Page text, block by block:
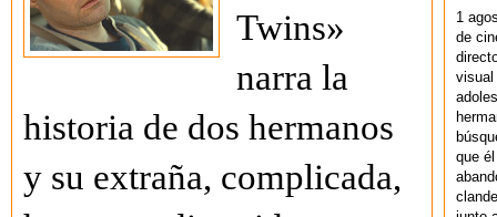
Twins»
narra la
historia de dos hermanos
y su extraña, complicada,
1
de
visual
que